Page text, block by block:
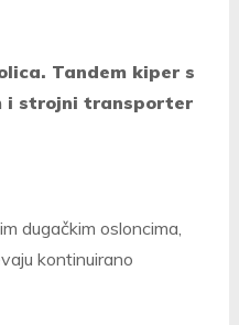
Tandem kiper s
i strojni transporter
dugačkim osloncima,
kontinuirano